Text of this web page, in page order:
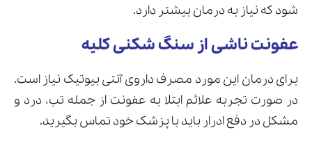
شود که نیاز به درمان بیشتر دارد.
عفونت ناشی از سنگ شکنی کلیه
برای درمان این مورد مصرف داروی آنتی بیوتیک نیاز است.
در صورت تجربه علائم ابتلا به عفونت از جمله تب، درد و
مشکل در دفع ادرار باید با پزشک خود تماس بگیرید.